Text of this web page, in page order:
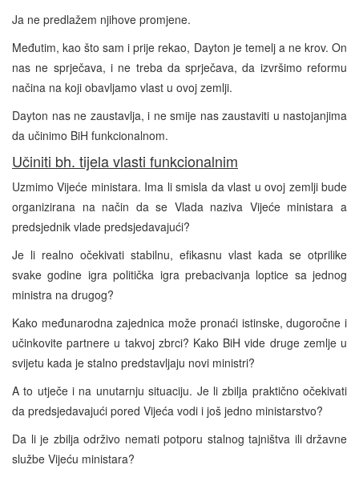
Ja ne predlažem njihove promjene.
Međutim, kao što sam i prije rekao, Dayton je temelj a ne krov. On
nas ne sprječava, i ne treba da sprječava, da izvršimo reformu
načina na koji obavljamo vlast u ovoj zemlji.
Dayton nas ne zaustavlja, i ne smije nas zaustaviti u nastojanjima
da učinimo BiH funkcionalnom.
Učiniti bh. tijela vlasti funkcionalnim
Uzmimo Vijeće ministara. Ima li smisla da vlast u ovoj zemlji bude
organizirana na način da se Vlada naziva Vijeće ministara a
predsjednik vlade predsjedavajući?
Je li realno očekivati stabilnu, efikasnu vlast kada se otprilike
svake godine igra politička igra prebacivanja loptice sa jednog
ministra na drugog?
Kako međunarodna zajednica može pronaći istinske, dugoročne i
učinkovite partnere u takvoj zbrci? Kako BiH vide druge zemlje u
svijetu kada je stalno predstavljaju novi ministri?
A to utječe i na unutarnju situaciju. Je li zbilja praktično očekivati
da predsjedavajući pored Vijeća vodi i još jedno ministarstvo?
Da li je zbilja održivo nemati potporu stalnog tajništva ili državne
službe Vijeću ministara?